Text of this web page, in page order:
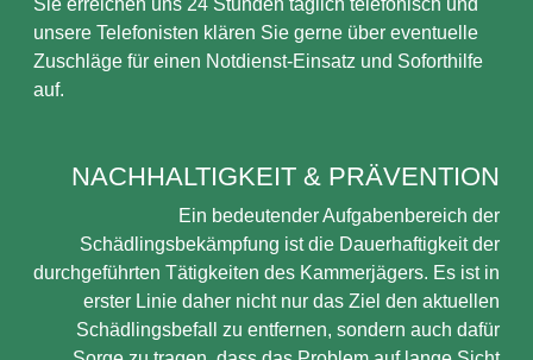
Sie erreichen uns 24 Stunden täglich telefonisch und
unsere Telefonisten klären Sie gerne über eventuelle
Zuschläge für einen Notdienst-Einsatz und Soforthilfe
auf.
NACHHALTIGKEIT & PRÄVENTION
Ein bedeutender Aufgabenbereich der
Schädlingsbekämpfung ist die Dauerhaftigkeit der
durchgeführten Tätigkeiten des Kammerjägers. Es ist in
erster Linie daher nicht nur das Ziel den aktuellen
Schädlingsbefall zu entfernen, sondern auch dafür